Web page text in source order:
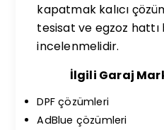
kapatmak kalıcı
tesisat ve egzoz
incelenmelidir.
İlgili Garaj
DPF çözümleri
AdBlue çözümleri